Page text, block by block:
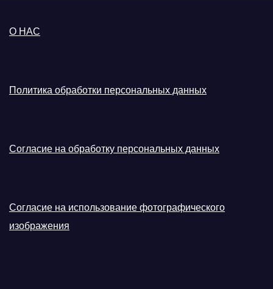
О НАС
Политика обработки персональных данных
Согласие на обработку персональных данных
Согласие на использование фотографического
изображения